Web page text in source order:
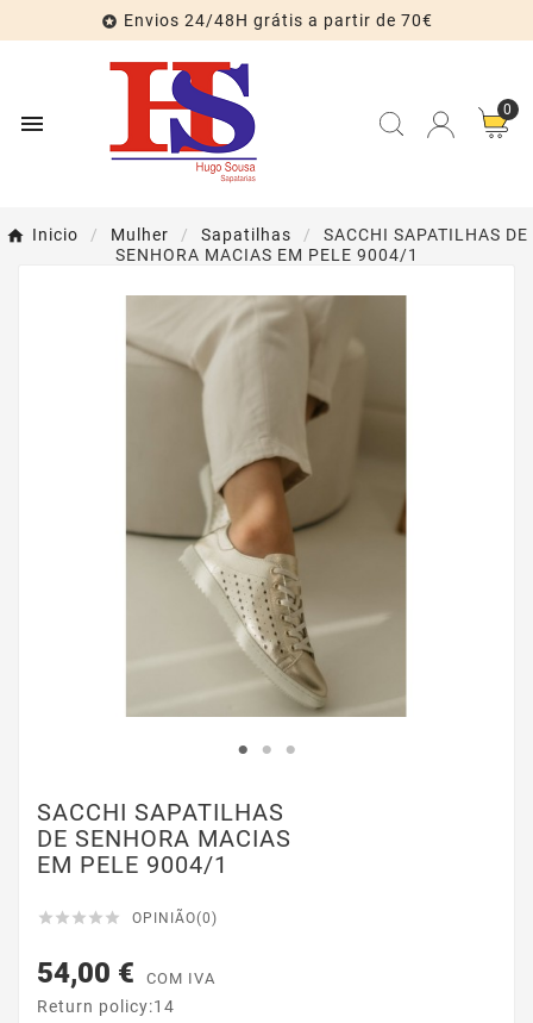
 Envios 24/48H grátis a partir de 70€

0
Inicio Mulher Sapatilhas
SACCHI SAPATILHAS DE
SENHORA MACIAS EM PELE 9004/1
SACCHI SAPATILHAS
DE SENHORA MACIAS
EM PELE 9004/1
     OPINIÃO(0)
54,00 € COM IVA
Return policy:14